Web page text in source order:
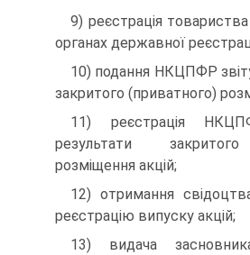
9) реєстрація
органах дер­жавної
10) подання НКЦПФР
закритого (приватного)
11) реєстрація
результати
розміщення акцій;
12) отримання
реєстрацію ви­пуску акцій;
13) видача